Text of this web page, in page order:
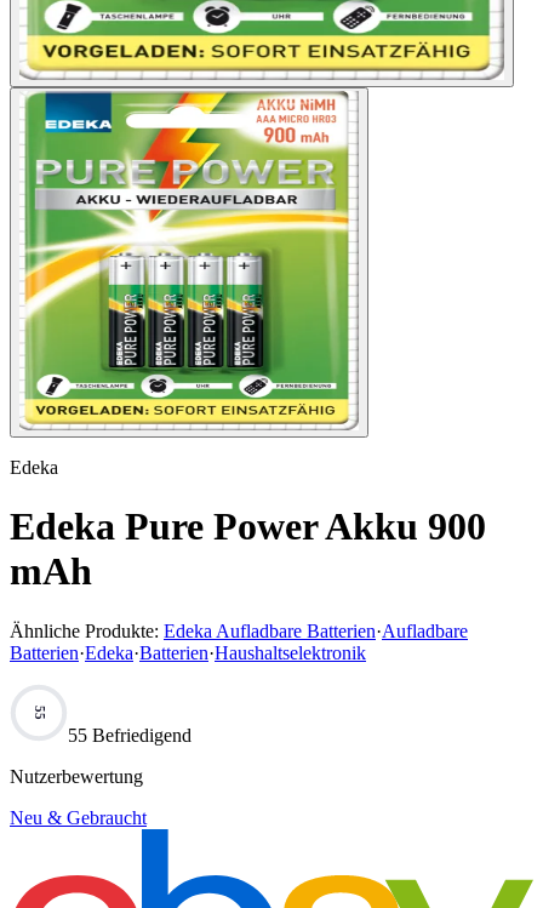
Edeka
Edeka Pure Power Akku 900
mAh
Ähnliche Produkte: Edeka Aufladbare Batterien·Aufladbare
Batterien·Edeka·Batterien·Haushaltselektronik
55
55 Befriedigend
Nutzerbewertung
Neu & Gebraucht